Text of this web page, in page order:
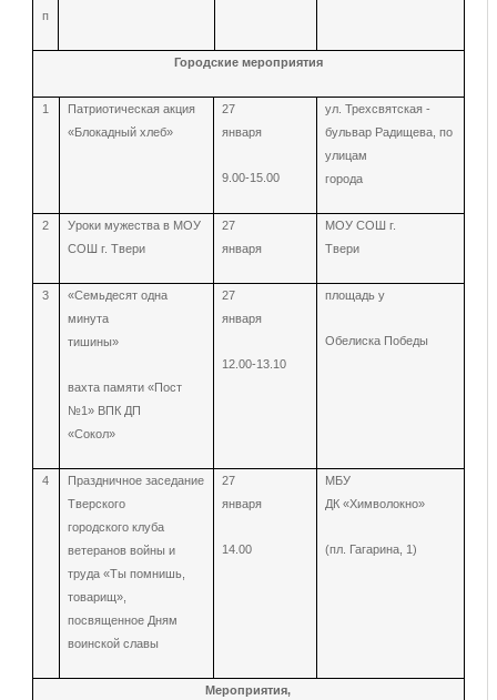
п
Городские мероприятия
1
Патриотическая акция
«Блокадный хлеб»
27
января
9.00-15.00
ул. Трехсвятская -
бульвар Радищева, по
улицам
города
2
Уроки мужества в МОУ
СОШ г. Твери
27
января
МОУ СОШ г.
Твери
3
«Семьдесят одна
минута
тишины»
вахта памяти «Пост
№1» ВПК ДП
«Сокол»
27
января
12.00-13.10
площадь у
Обелиска Победы
4
Праздничное заседание
Тверского
городского клуба
ветеранов войны и
труда «Ты помнишь,
товарищ»,
посвященное Дням
воинской славы
27
января
14.00
МБУ
ДК «Химволокно»
(пл. Гагарина, 1)
Мероприятия,